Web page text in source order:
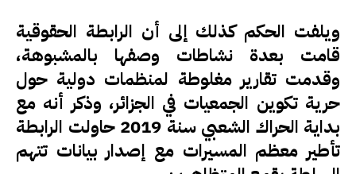
ويلفت الحكم كذلك إلى أن الرابطة الحقوقية
قامت بعدة نشاطات وصفها بالمشبوهة،
وقدمت تقارير مغلوطة لمنظمات دولية حول
حرية تكوين الجمعيات في الجزائر، وذكر أنه مع
بداية الحراك الشعبي سنة 2019 حاولت الرابطة
تأطير معظم المسيرات مع إصدار بيانات تتهم